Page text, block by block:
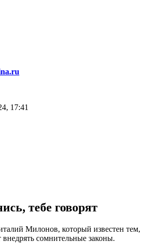
17:41
тебе говорят
Милонов, который известен тем,
внедрять сомнительные законы.